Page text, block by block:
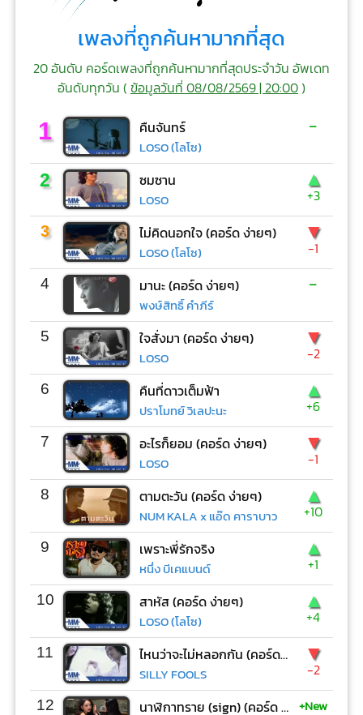
เพลงที่ถูกค้นหามากที่สุด
20 อันดับ คอร์ดเพลงที่ถูกค้นหามากที่สุดประจำวัน อัพเดท
อันดับทุกวัน (ข้อมูลวันที่ 08/08/2569 | 20:00)
1 คืนจันทร์
LOSO (โลโซ)
-
2 ซมซาน
LOSO
▲
+3
3 ไม่คิดนอกใจ (คอร์ด ง่ายๆ)
LOSO (โลโซ)
▼
-1
4 มานะ (คอร์ด ง่ายๆ)
พงษ์สิทธิ์ คำภีร์
-
5 ใจสั่งมา (คอร์ด ง่ายๆ)
LOSO
▼
-2
6 คืนที่ดาวเต็มฟ้า
ปราโมทย์ วิเลปะนะ
▲
+6
7 อะไรก็ยอม (คอร์ด ง่ายๆ)
LOSO
▼
-1
8 ตามตะวัน (คอร์ด ง่ายๆ)
NUM KALA x แอ๊ด คาราบาว
▲
+10
9 เพราะพี่รักจริง
หนึ่ง บีเคแบนด์
▲
+1
10 สาหัส (คอร์ด ง่ายๆ)
LOSO (โลโซ)
▲
+4
11 ไหนว่าจะไม่หลอกกัน (คอร์ด ง่ายๆ)
SILLY FOOLS
▼
-2
12 นาฬิกาทราย (sign) (คอร์ด ง่ายๆ) +New